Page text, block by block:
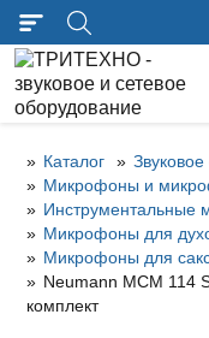
Каталог
Микрофоны и
Инструментальные
Микрофоны для
Микрофоны для
Neumann MCM 114
комплект